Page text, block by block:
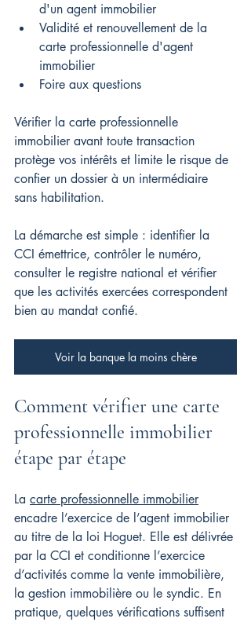
d'un agent immobilier
Validité et renouvellement de la
carte professionnelle d'agent
immobilier
Foire aux questions
Vérifier la carte professionnelle
immobilier avant toute transaction
protège vos intérêts et limite le risque de
confier un dossier à un intermédiaire
sans habilitation.
La démarche est simple : identifier la
CCI émettrice, contrôler le numéro,
consulter le registre national et vérifier
que les activités exercées correspondent
bien au mandat confié.
Voir la banque la moins chère
Comment vérifier une carte
professionnelle immobilier
étape par étape
La carte professionnelle immobilier
encadre l’exercice de l’agent immobilier
au titre de la loi Hoguet. Elle est délivrée
par la CCI et conditionne l’exercice
d’activités comme la vente immobilière,
la gestion immobilière ou le syndic. En
pratique, quelques vérifications suffisent